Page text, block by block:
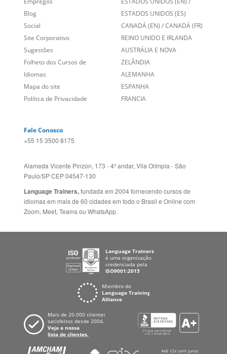
Blog
Social
Site Corporativo
Sugestões
Folheto dos Cursos de
Idiomas
Mapa do site
Política de Privacidade
ESTADOS UNIDOS (ES)
CANADÁ (EN) /CANADÁ (FR)
REINO UNIDO E IRLANDA
AUSTRÁLIA E NOVA
ZELÂNDIA
ALEMANHA
ESPANHA
FRANCIA
Fale Conosco
+55 15 3500 8175
Alameda Vicente Pinzon, 173 - 4º andar, Vila Olímpia - São
Paulo/SP CEP 04547-130
Language Trainers,fundada em 2004 fornecendo cursos de
idiomas em mais de 60 cidades em todo o Brasil e Online com
Zoom, Meet, Teams ou WhatsApp.